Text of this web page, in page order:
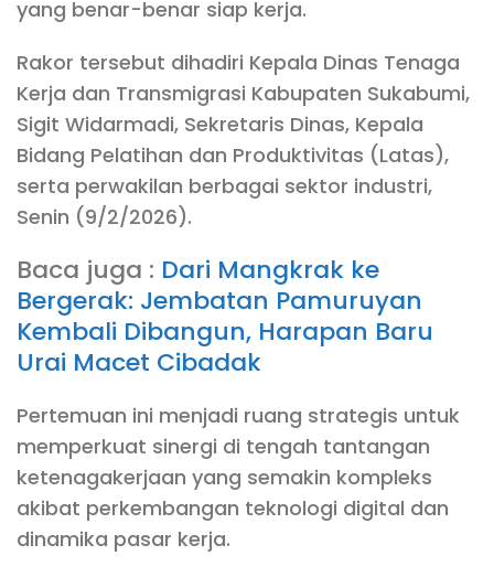
yang benar-benar siap kerja.
Rakor tersebut dihadiri Kepala Dinas Tenaga
Kerja dan Transmigrasi Kabupaten Sukabumi,
Sigit Widarmadi, Sekretaris Dinas, Kepala
Bidang Pelatihan dan Produktivitas (Latas),
serta perwakilan berbagai sektor industri,
Senin (9/2/2026).
Baca juga : Dari Mangkrak ke
Bergerak: Jembatan Pamuruyan
Kembali Dibangun, Harapan Baru
Urai Macet Cibadak
Pertemuan ini menjadi ruang strategis untuk
memperkuat sinergi di tengah tantangan
ketenagakerjaan yang semakin kompleks
akibat perkembangan teknologi digital dan
dinamika pasar kerja.